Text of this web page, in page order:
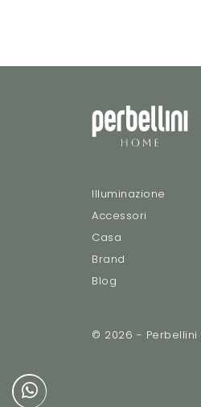
Illuminazione
Accessori
Casa
Brand
Blog
© 2026 - Perbellini